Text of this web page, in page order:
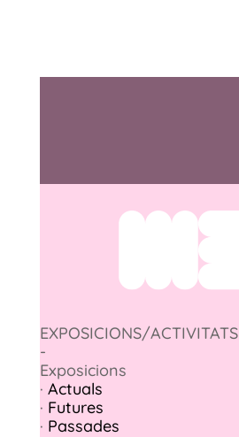
EXPOSICIONS/ACTIVITATS
-
Exposicions
· Actuals
· Futures
· Passades